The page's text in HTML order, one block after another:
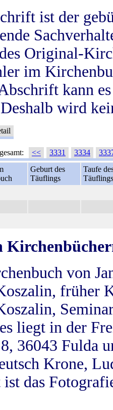
ist der
Original-
im
kann
wird
<< 3331 3334
Geburt des
Täuflings
Taufe
Täuflings
von
früher
liegt in der
36043 Fulda
Krone,
das